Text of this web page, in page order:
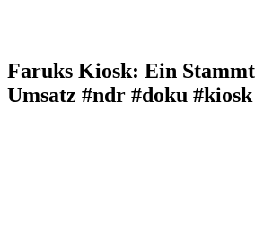
Faruks Kiosk: Ein
Umsatz #ndr #doku #kiosk